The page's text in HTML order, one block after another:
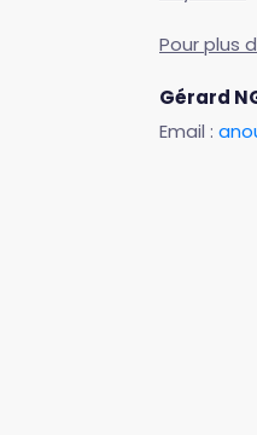
Pour plus
Gérard
Email :